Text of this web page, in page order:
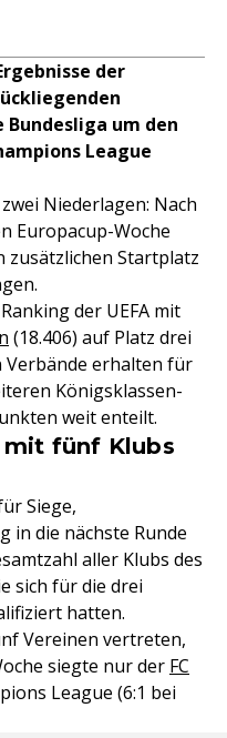
der
Bundesliga um den
League
Niederlagen: Nach
Europacup-Woche
zusätzlichen Startplatz
der UEFA mit
(18.406) auf Platz drei
Verbände erhalten für
Königsklassen-
weit enteilt.
mit fünf Klubs
Siege,
in die nächste Runde
aller Klubs des
sich für die drei
hatten.
Vereinen vertreten,
siegte nur der FC
League (6:1 bei